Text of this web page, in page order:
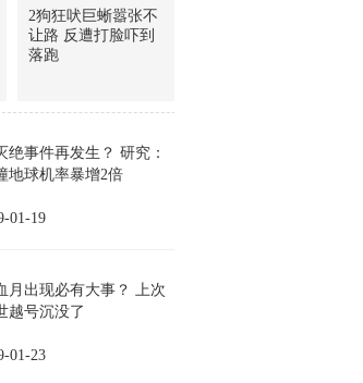
2狗狂吠巨蜥嚣张不
让路 反遭打脸吓到
落跑
绝事件再发生？ 研究：
地球机率暴增2倍
01-19
月出现必有大事？ 上次
越号沉没了
01-23